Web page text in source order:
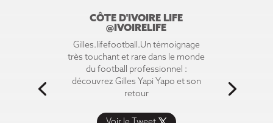
CÔTE D'IVOIRE LIFE
@IVOIRELIFE
Gilles.lifefootball.Un témoignage
très touchant et rare dans le monde
du football professionnel :
découvrez Gilles Yapi Yapo et son
retour